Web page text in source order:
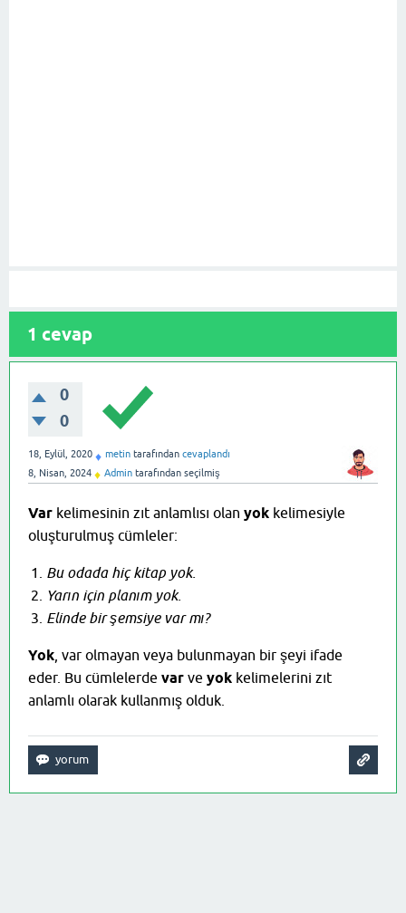
1 cevap
0
0
18, Eylül, 2020 ♦ metin tarafından cevaplandı
8, Nisan, 2024 ♦ Admin tarafından seçilmiş
Var kelimesinin zıt anlamlısı olan yok kelimesiyle
oluşturulmuş cümleler:
Bu odada hiç kitap yok.
Yarın için planım yok.
Elinde bir şemsiye var mı?
Yok , var olmayan veya bulunmayan bir şeyi ifade
eder. Bu cümlelerde var ve yok kelimelerini zıt
anlamlı olarak kullanmış olduk.